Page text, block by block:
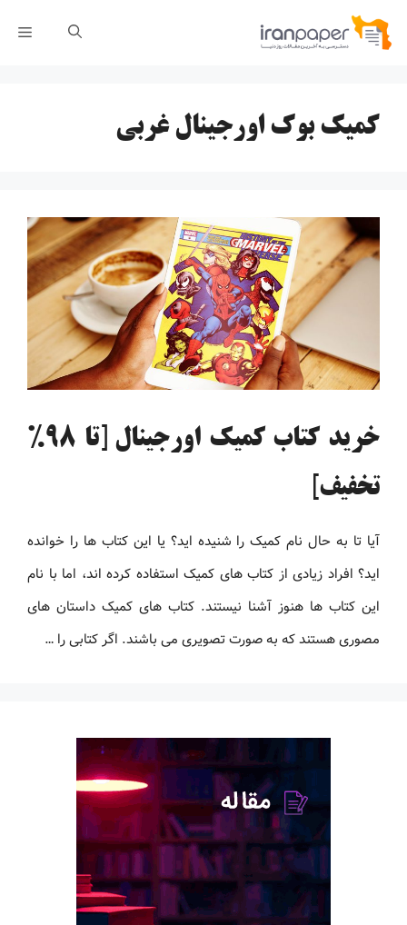
پرش
کمیک بوک اورجینال غربی
خرید کتاب کمیک اورجینال [تا 98%
تخفیف]
آیا تا به حال نام کمیک را شنیده اید؟ یا این کتاب ها را خوانده
اید؟ افراد زیادی از کتاب های کمیک استفاده کرده اند، اما با نام
این کتاب ها هنوز آشنا نیستند. کتاب های کمیک داستان های
مصوری هستند که به صورت تصویری می باشند. اگر کتابی را …